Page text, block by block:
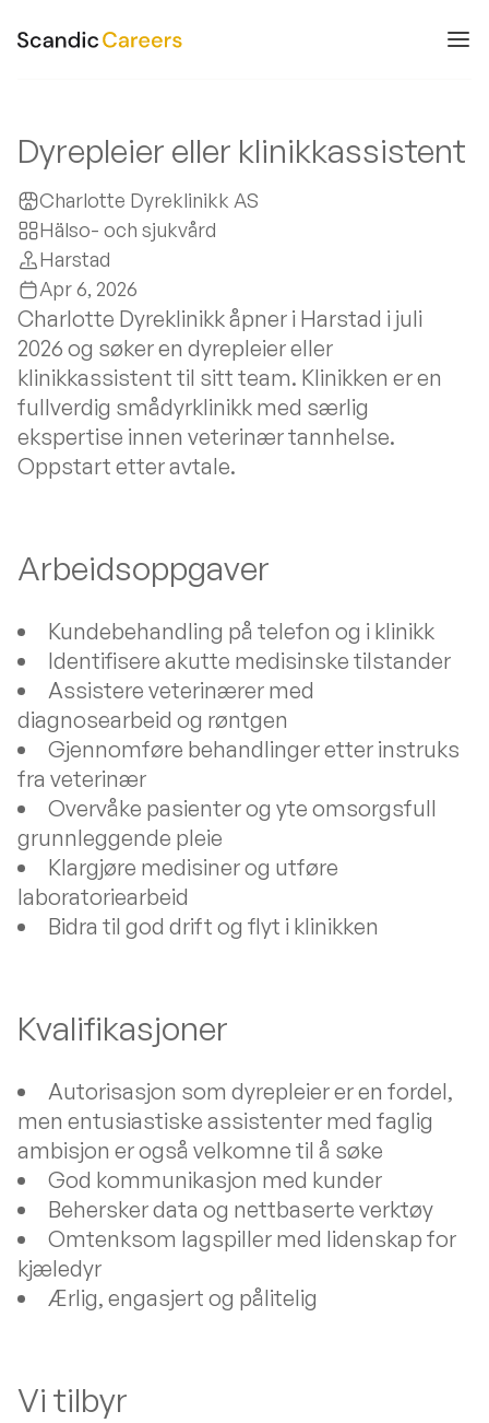
Dyrepleier eller klinikkassistent
Charlotte Dyreklinikk AS
Hälso- och sjukvård
Harstad
Apr 6, 2026
Charlotte Dyreklinikk åpner i Harstad i juli
2026 og søker en dyrepleier eller
klinikkassistent til sitt team. Klinikken er en
fullverdig smådyrklinikk med særlig
ekspertise innen veterinær tannhelse.
Oppstart etter avtale.
Arbeidsoppgaver
Kundebehandling på telefon og i klinikk
Identifisere akutte medisinske tilstander
Assistere veterinærer med
diagnosearbeid og røntgen
Gjennomføre behandlinger etter instruks
fra veterinær
Overvåke pasienter og yte omsorgsfull
grunnleggende pleie
Klargjøre medisiner og utføre
laboratoriearbeid
Bidra til god drift og flyt i klinikken
Kvalifikasjoner
Autorisasjon som dyrepleier er en fordel,
men entusiastiske assistenter med faglig
ambisjon er også velkomne til å søke
God kommunikasjon med kunder
Behersker data og nettbaserte verktøy
Omtenksom lagspiller med lidenskap for
kjæledyr
Ærlig, engasjert og pålitelig
Vi tilbyr